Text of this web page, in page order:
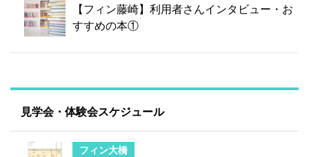
【フィン藤崎】利用者さんインタビュー・お
すすめの本①
見学会・体験会スケジュール
フィン大橋